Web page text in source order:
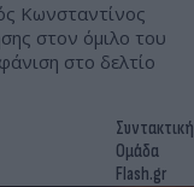
Κωνσταντίνος
στον όμιλο του
στο δελτίο
Συντακτική
Ομάδα
Flash.gr